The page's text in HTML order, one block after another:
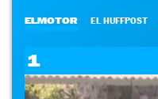
ELMOTOR EL HUFFPOST
1